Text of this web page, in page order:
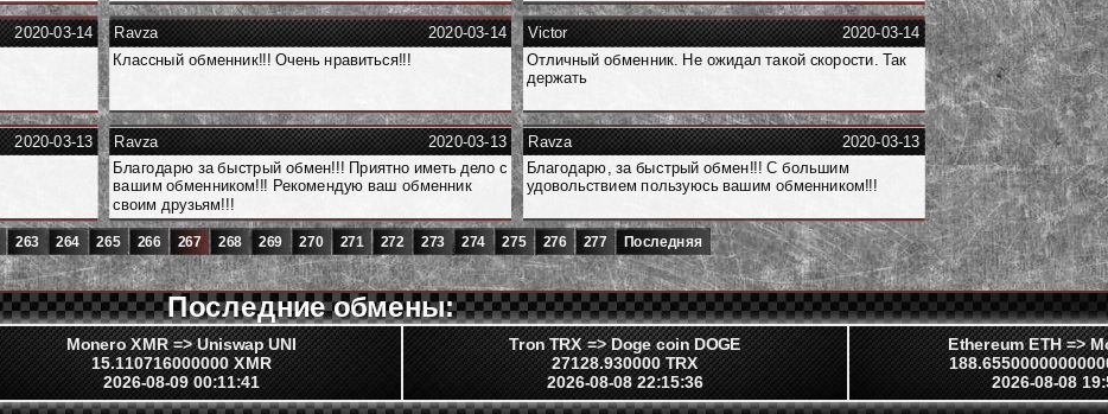
2020-03-14 2020-03-14
Ravza
Классный обменник!!! Очень нравиться!!!
2020-03-14
Victor
Отличный обменник. Не ожидал такой скорости. Так
держать
2020-03-13 2020-03-13
Ravza
Благодарю за быстрый обмен!!! Приятно иметь дело с
вашим обменником!!! Рекомендую ваш обменник
своим друзьям!!!
2020-03-13
Ravza
Благодарю, за быстрый обмен!!! С большим
удовольствием пользуюсь вашим обменником!!!
263 264 265 266 267 268 269 270 271 272 273 274 275 276 277 Последняя
Последние обмены:
Monero XMR => Uniswap UNI
15.110716000000 XMR
2026-08-09 00:11:41
Tron TRX => Doge coin DOGE
27128.930000 TRX
2026-08-08 22:15:36
Ethereum ETH =>
2026-08-08